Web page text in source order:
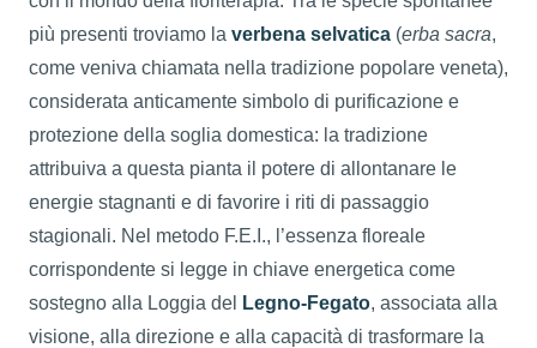
più presenti troviamo la verbena selvatica (erba sacra,
come veniva chiamata nella tradizione popolare veneta),
considerata anticamente simbolo di purificazione e
protezione della soglia domestica: la tradizione
attribuiva a questa pianta il potere di allontanare le
energie stagnanti e di favorire i riti di passaggio
stagionali. Nel metodo F.E.I., l’essenza floreale
corrispondente si legge in chiave energetica come
sostegno alla Loggia del
Legno-Fegato, associata alla
visione, alla direzione e alla capacità di trasformare la